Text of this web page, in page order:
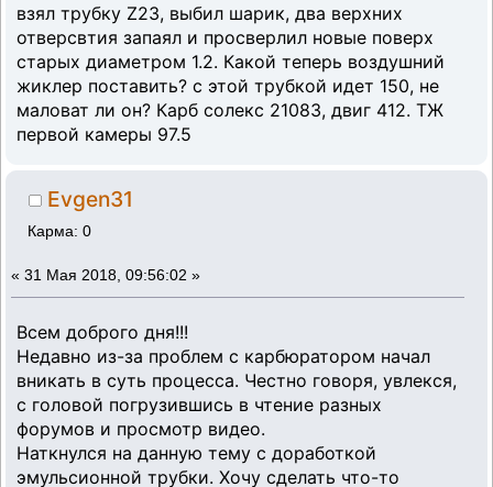
взял трубку Z23, выбил шарик, два верхних
отверсвтия запаял и просверлил новые поверх
старых диаметром 1.2. Какой теперь воздушний
жиклер поставить? с этой трубкой идет 150, не
маловат ли он? Карб солекс 21083, двиг 412. ТЖ
первой камеры 97.5
Evgen31
Карма: 0
« 31 Мая 2018, 09:56:02 »
Всем доброго дня!!!
Недавно из-за проблем с карбюратором начал
вникать в суть процесса. Честно говоря, увлекся,
с головой погрузившись в чтение разных
форумов и просмотр видео.
Наткнулся на данную тему с доработкой
эмульсионной трубки. Хочу сделать что-то